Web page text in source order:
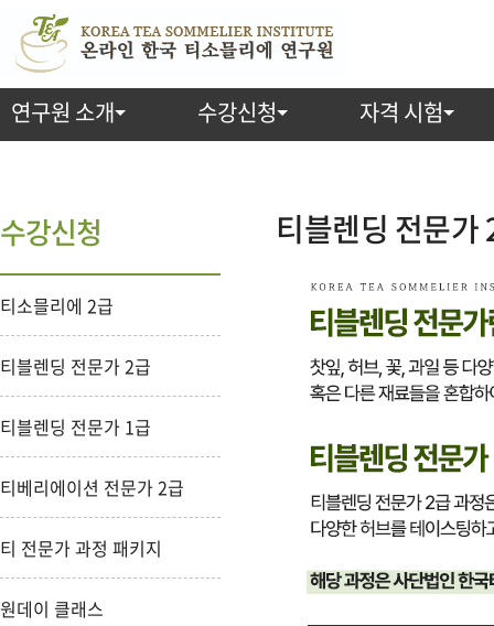
연구원 소개 수강신청 자격 시험
티블렌딩 전문가
수강신청
티소믈리에 2급
티블렌딩 전문가 2급
티블렌딩 전문가 1급
티베리에이션 전문가 2급
티 전문가 과정 패키지
원데이 클래스